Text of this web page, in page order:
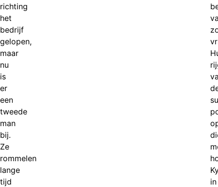
richting
het
bedrijf
gelopen,
maar
nu
is
er
een
tweede
man
bij.
Ze
rommelen
lange
tijd
in